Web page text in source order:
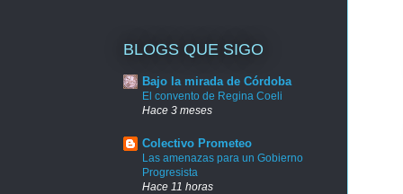
BLOGS QUE SIGO
Bajo la mirada de Córdoba
El convento de Regina Coeli
Hace 3 meses
Colectivo Prometeo
Las amenazas para un Gobierno
Progresista
Hace 11 horas